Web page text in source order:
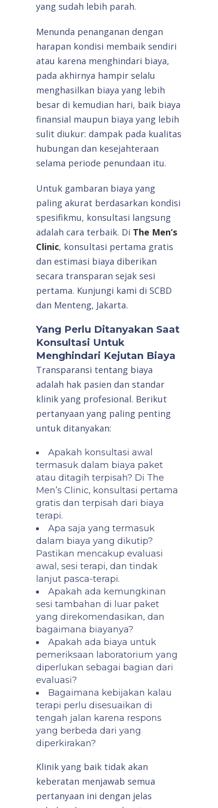
yang sudah lebih parah.
Menunda penanganan dengan
harapan kondisi membaik sendiri
atau karena menghindari biaya,
pada akhirnya hampir selalu
menghasilkan biaya yang lebih
besar di kemudian hari, baik biaya
finansial maupun biaya yang lebih
sulit diukur: dampak pada kualitas
hubungan dan kesejahteraan
selama periode penundaan itu.
Untuk gambaran biaya yang
paling akurat berdasarkan kondisi
spesifikmu, konsultasi langsung
adalah cara terbaik. Di The Men’s
Clinic, konsultasi pertama gratis
dan estimasi biaya diberikan
secara transparan sejak sesi
pertama. Kunjungi kami di SCBD
dan Menteng, Jakarta.
Yang Perlu Ditanyakan Saat
Konsultasi Untuk
Menghindari Kejutan Biaya
Transparansi tentang biaya
adalah hak pasien dan standar
klinik yang profesional. Berikut
pertanyaan yang paling penting
untuk ditanyakan:
Apakah konsultasi awal
termasuk dalam biaya paket
atau ditagih terpisah? Di The
Men’s Clinic, konsultasi pertama
gratis dan terpisah dari biaya
terapi.
Apa saja yang termasuk
dalam biaya yang dikutip?
Pastikan mencakup evaluasi
awal, sesi terapi, dan tindak
lanjut pasca-terapi.
Apakah ada kemungkinan
sesi tambahan di luar paket
yang direkomendasikan, dan
bagaimana biayanya?
Apakah ada biaya untuk
pemeriksaan laboratorium yang
diperlukan sebagai bagian dari
evaluasi?
Bagaimana kebijakan kalau
terapi perlu disesuaikan di
tengah jalan karena respons
yang berbeda dari yang
diperkirakan?
Klinik yang baik tidak akan
keberatan menjawab semua
pertanyaan ini dengan jelas